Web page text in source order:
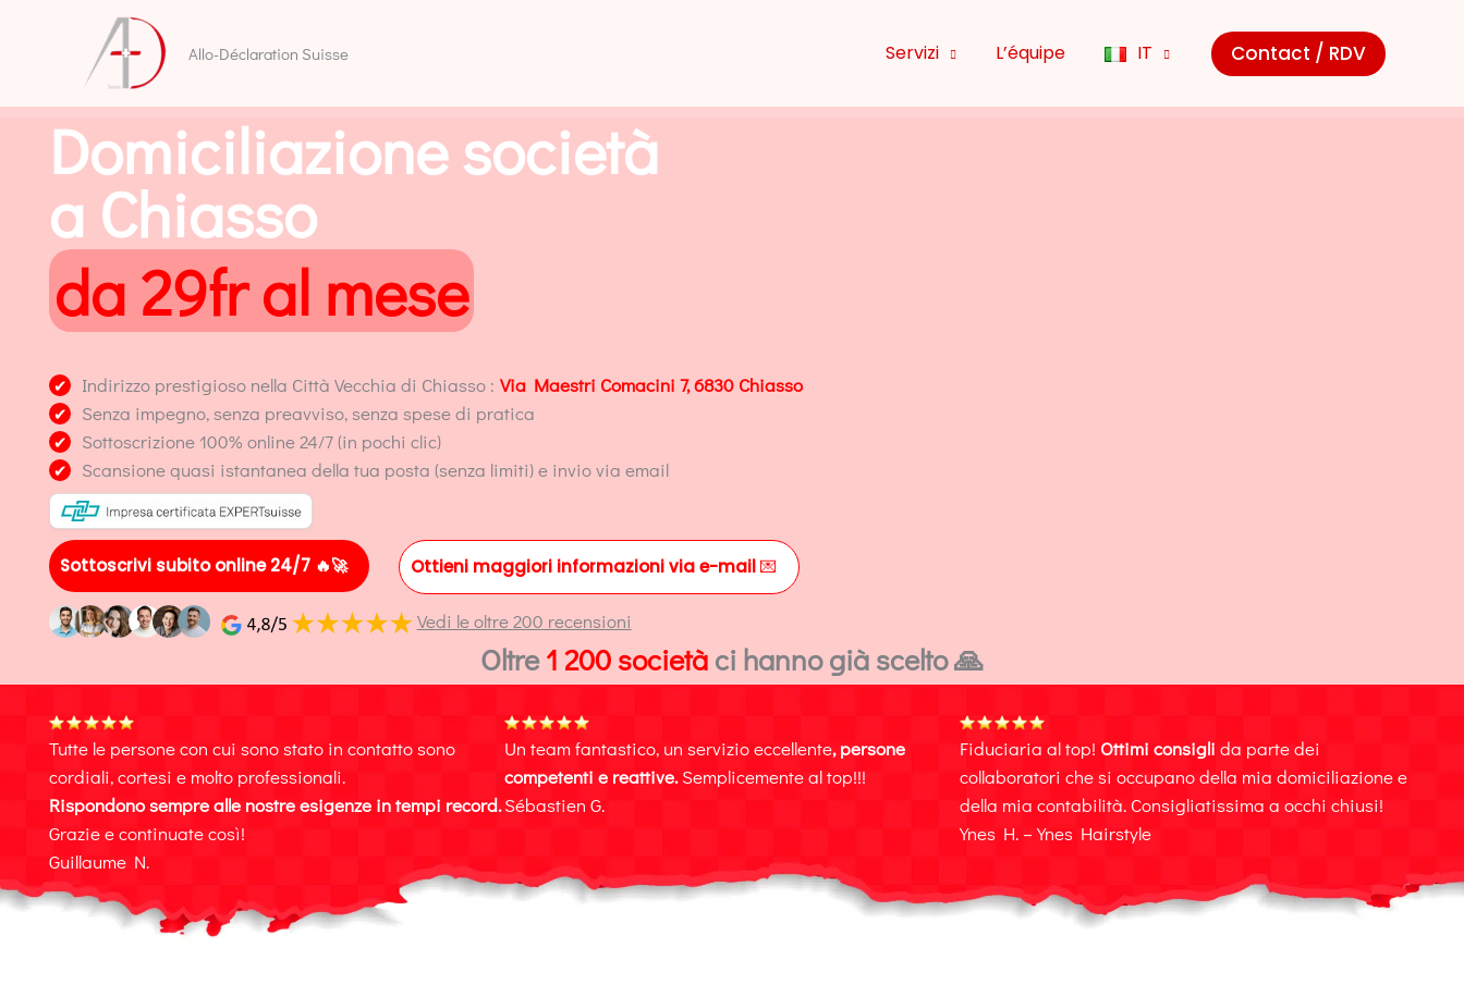
Allo-Déclaration Suisse Servizi L’équipe IT Contact / RDV
Domiciliazione società
a Chiasso
da 29fr al mese
✔ Indirizzo prestigioso nella Città Vecchia di Chiasso : Via Maestri Comacini 7, 6830 Chiasso
✔ Senza impegno, senza preavviso, senza spese di pratica
✔ Sottoscrizione 100% online 24/7 (in pochi clic)
✔ Scansione quasi istantanea della tua posta (senza limiti) e invio via email
Sottoscrivi subito online 24/7 🔥🚀 Ottieni maggiori informazioni via e-mail💌
Vedi le oltre 200 recensioni
Oltre1 200 società ci hanno già scelto 🙏
Tutte le persone con cui sono stato in contatto sono
cordiali, cortesi e molto professionali.
Rispondono sempre alle nostre esigenze in tempi record.
Grazie e continuate così!
Guillaume N.
Un team fantastico, un servizio eccellente, persone
competenti e reattive.Semplicemente al top!!!
Sébastien G.
Fiduciaria al top! Ottimi consigli da parte dei
collaboratori che si occupano della mia domiciliazione e
della mia contabilità. Consigliatissima a occhi chiusi!
Ynes H. – Ynes Hairstyle